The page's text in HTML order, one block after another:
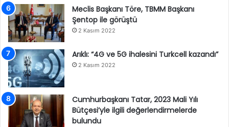
Meclis Başkanı Töre, TBMM Başkanı
Şentop ile görüştü
2 Kasım 2022
Arıklı: “4G ve 5G ihalesini Turkcell kazandı”
2 Kasım 2022
Cumhurbaşkanı Tatar, 2023 Mali Yılı
Bütçesi’yle ilgili değerlendirmelerde
bulundu